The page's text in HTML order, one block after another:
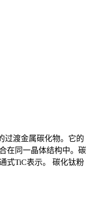
过渡金属碳化物。它的
在同一晶体结构中。碳
式TiC表示。 碳化钛粉